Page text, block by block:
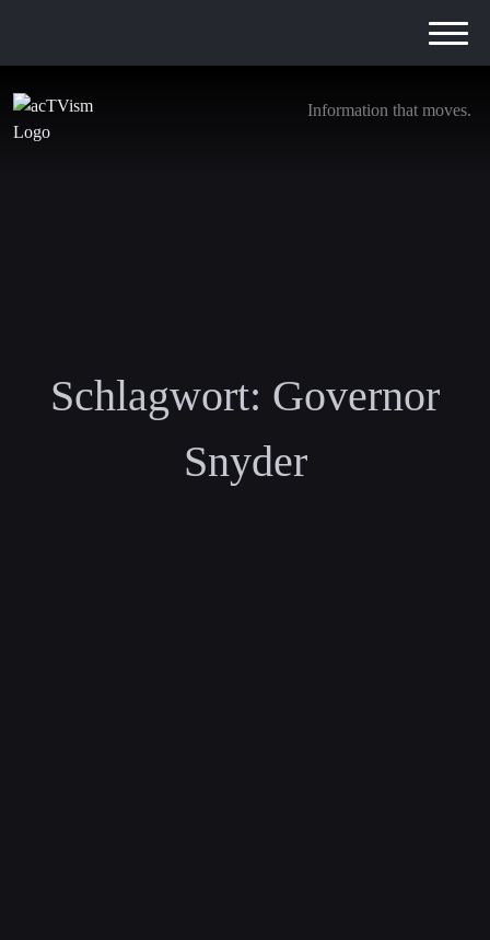
Information that moves.
Schlagwort: Governor
Snyder